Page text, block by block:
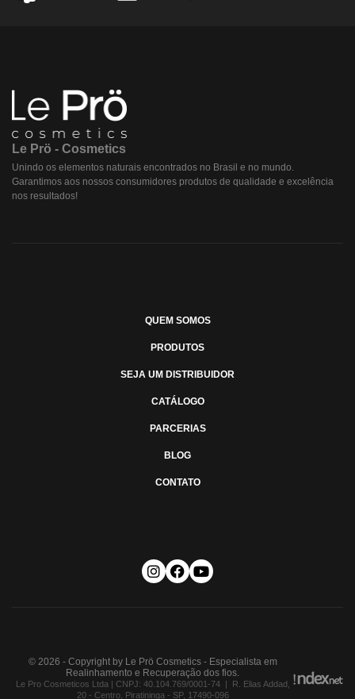
Le Prö - Cosmetics
Unindo os elementos naturais encontrados no Brasil e no mundo.
Garantimos aos nossos consumidores produtos de qualidade e excelência
nos resultados!
QUEM SOMOS
PRODUTOS
SEJA UM DISTRIBUIDOR
CATÁLOGO
PARCERIAS
BLOG
CONTATO
© 2026 - Copyright by Le Prö Cosmetics - Especialista em
Realinhamento e Recuperação dos fios.
Le Pro Cosmeticos Ltda | CNPJ: 40.104.769/0001-74 | R. Elias Addad,
20 - Centro, Piratininga - SP, 17490-096